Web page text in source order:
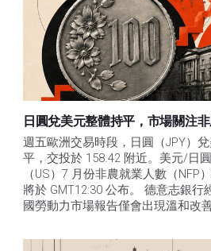
日圓兌美元整體持平，市場關注
週五歐洲交易時段，日圓（JPY）
平，交投於 158.42 附近。美元/日
（US）7 月份非農就業人數（NFP
將於 GMT12:30 公布。 德意志銀行
國勞動力市場報告僅會出現溫和改